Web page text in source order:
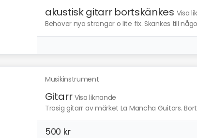
akustisk gitarr bortskänkes Visa
Behöver nya strängar o lite fix. Skänkes till
Musikinstrument
Gitarr Visa liknande
Trasig gitarr av märket La Mancha Guitars.
500 kr